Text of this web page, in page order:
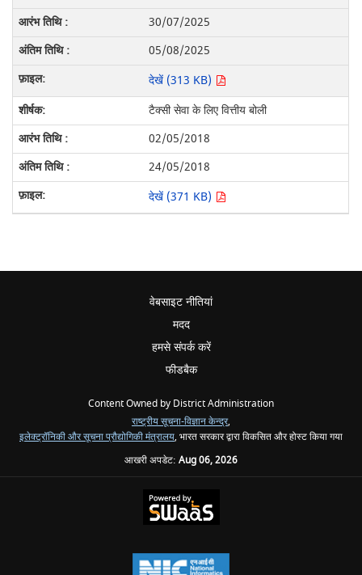
30/07/2025
05/08/2025
देखें (313 KB)
टैक्सी सेवा के लिए वित्तीय बोली
02/05/2018
24/05/2018
देखें (371 KB)
वेबसाइट नीतियां
मदद
हमसे संपर्क करें
फीडबैक
Content Owned by District Administration
राष्ट्रीय सूचना-विज्ञान केन्द्र,
इलेक्‍ट्रॉनिकी और सूचना प्रौद्योगिकी मंत्रालय, भारत सरकार द्वारा विकसित और होस्ट किया गया
आखरी अपडेट: Aug 06, 2026